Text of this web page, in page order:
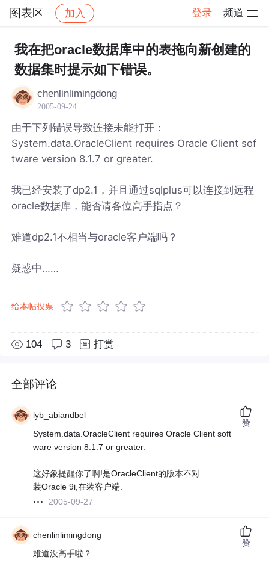
图表区 加入 登录 频道
社区 图表区 帖子详情
我在把oracle数据库中的表拖向新创建的
数据集时提示如下错误。
chenlinlimingdong
2005-09-24
由于下列错误导致连接未能打开：
System.data.OracleClient requires Oracle Client sof
tware version 8.1.7 or greater.
我已经安装了dp2.1，并且通过sqlplus可以连接到远程
oracle数据库，能否请各位高手指点？
难道dp2.1不相当与oracle客户端吗？
疑惑中……
给本帖投票
104 3 打赏
全部评论
lyb_abiandbel
System.data.OracleClient requires Oracle Client soft
ware version 8.1.7 or greater.
这好象提醒你了啊!是OracleClient的版本不对.
装Oracle 9i,在装客户端.
2005-09-27
赞
chenlinlimingdong
难道没高手啦？
赞